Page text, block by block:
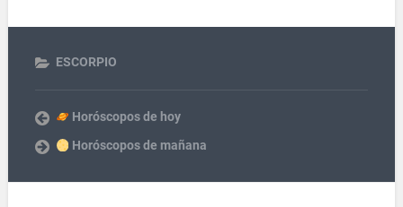
ESCORPIO
Horóscopos de hoy
Horóscopos de mañana